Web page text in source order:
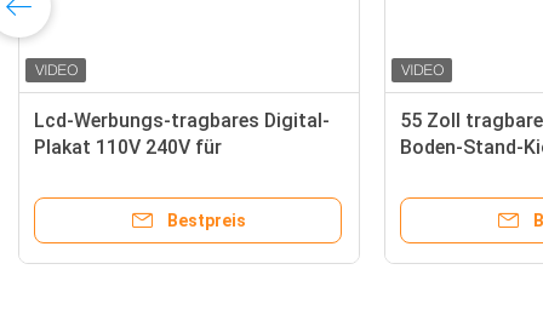
Lcd-Werbungs-tragbares Digital-
Plakat 110V 240V für
Bestpreis
55 Zoll
Boden-Stand-